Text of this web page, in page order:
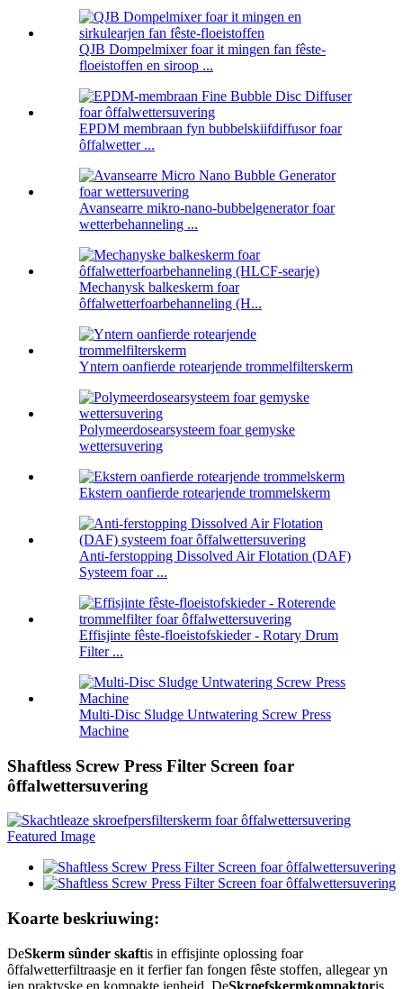
QJB Dompelmixer foar it mingen fan fêste-
floeistoffen en siroop ...
EPDM membraan fyn bubbelskiifdiffusor foar
ôffalwetter ...
Avansearre mikro-nano-bubbelgenerator foar
wetterbehanneling ...
Mechanysk balkeskerm foar
ôffalwetterfoarbehanneling (H...
Yntern oanfierde rotearjende trommelfilterskerm
Polymeerdosearsysteem foar gemyske
wettersuvering
Ekstern oanfierde rotearjende trommelskerm
Anti-ferstopping Dissolved Air Flotation (DAF)
Systeem foar ...
Effisjinte fêste-floeistofskieder - Rotary Drum
Filter ...
Multi-Disc Sludge Untwatering Screw Press
Machine
Shaftless Screw Press Filter Screen foar
ôffalwettersuvering
Koarte beskriuwing:
DeSkerm sûnder skaftis in effisjinte oplossing foar
ôffalwetterfiltraasje en it ferfier fan fongen fêste stoffen, allegear yn
ien praktyske en kompakte ienheid. DeSkroefskermkompaktoris